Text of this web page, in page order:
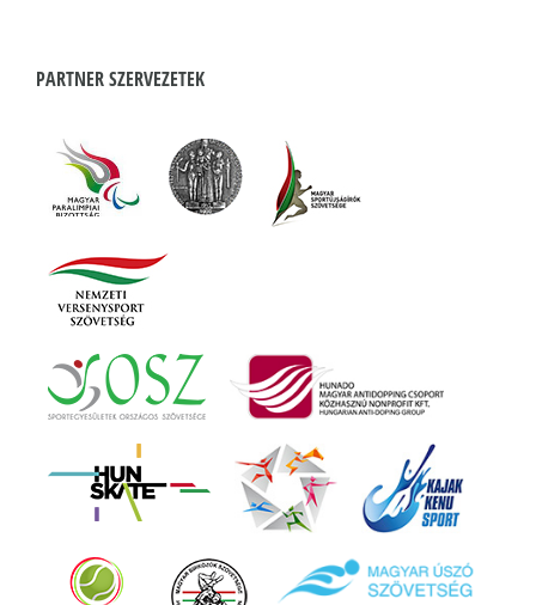
PARTNER SZERVEZETEK